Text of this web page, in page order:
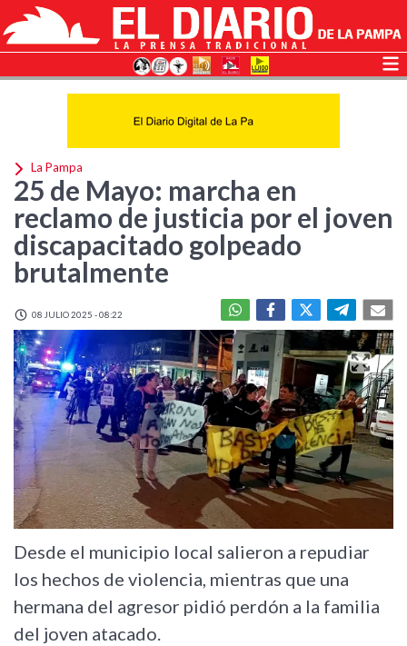
La Pampa
25 de Mayo: marcha en
reclamo de justicia por el joven
discapacitado golpeado
brutalmente
08 JULIO 2025 - 08:22
Desde el municipio local salieron a repudiar
los hechos de violencia, mientras que una
hermana del agresor pidió perdón a la familia
del joven atacado.